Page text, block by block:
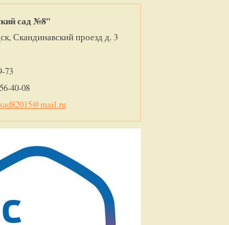
сад №8"
Скандинавский проезд д. 3
73
40-08